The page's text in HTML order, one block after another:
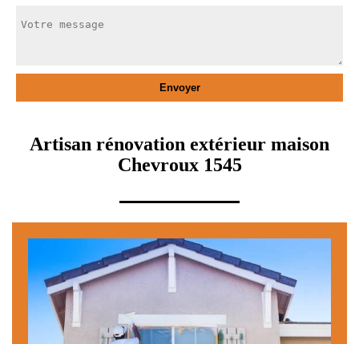
Artisan rénovation extérieur maison
Chevroux 1545